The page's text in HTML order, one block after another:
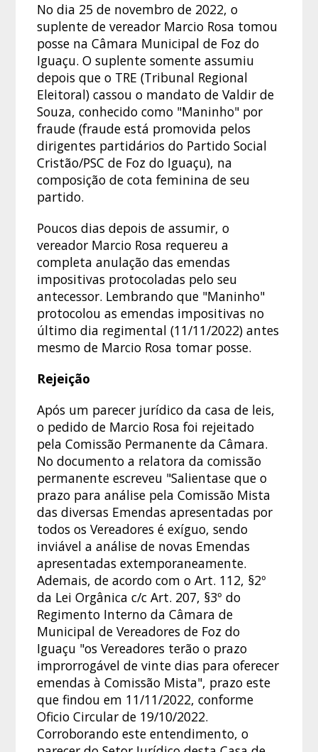
No dia 25 de novembro de 2022, o
suplente de vereador Marcio Rosa tomou
posse na Câmara Municipal de Foz do
Iguaçu. O suplente somente assumiu
depois que o TRE (Tribunal Regional
Eleitoral) cassou o mandato de Valdir de
Souza, conhecido como "Maninho" por
fraude (fraude está promovida pelos
dirigentes partidários do Partido Social
Cristão/PSC de Foz do Iguaçu), na
composição de cota feminina de seu
partido.
Poucos dias depois de assumir, o
vereador Marcio Rosa requereu a
completa anulação das emendas
impositivas protocoladas pelo seu
antecessor. Lembrando que "Maninho"
protocolou as emendas impositivas no
último dia regimental (11/11/2022) antes
mesmo de Marcio Rosa tomar posse.
Rejeição
Após um parecer jurídico da casa de leis,
o pedido de Marcio Rosa foi rejeitado
pela Comissão Permanente da Câmara.
No documento a relatora da comissão
permanente escreveu "Salientase que o
prazo para análise pela Comissão Mista
das diversas Emendas apresentadas por
todos os Vereadores é exíguo, sendo
inviável a análise de novas Emendas
apresentadas extemporaneamente.
Ademais, de acordo com o Art. 112, §2º
da Lei Orgânica c/c Art. 207, §3º do
Regimento Interno da Câmara de
Municipal de Vereadores de Foz do
Iguaçu "os Vereadores terão o prazo
improrrogável de vinte dias para oferecer
emendas à Comissão Mista", prazo este
que findou em 11/11/2022, conforme
Oficio Circular de 19/10/2022.
Corroborando este entendimento, o